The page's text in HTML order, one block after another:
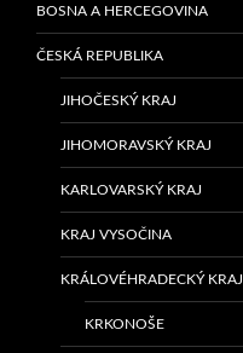
BOSNA A HERCEGOVINA
ČESKÁ REPUBLIKA
JIHOČESKÝ KRAJ
JIHOMORAVSKÝ KRAJ
KARLOVARSKÝ KRAJ
KRAJ VYSOČINA
KRÁLOVÉHRADECKÝ KRAJ
KRKONOŠE